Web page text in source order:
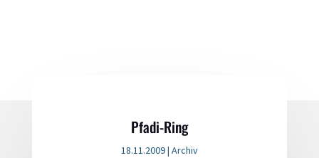
Pfadi-Ring
18.11.2009| Archiv